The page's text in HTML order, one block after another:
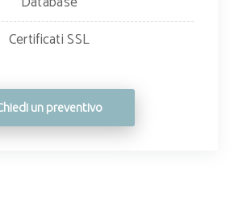
Certificati SSL
un preventivo